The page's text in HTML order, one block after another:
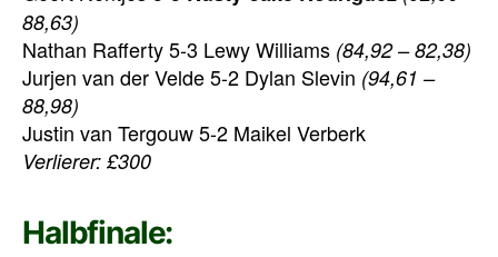
88,63)
Nathan Rafferty 5-3 Lewy Williams (84,92 – 82,38)
Jurjen van der Velde 5-2 Dylan Slevin (94,61 –
88,98)
Justin van Tergouw 5-2 Maikel Verberk
Verlierer: £300
Halbfinale: